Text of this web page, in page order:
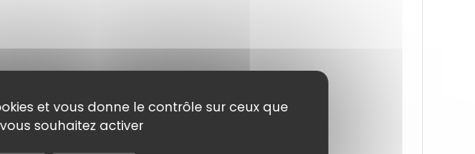
et vous donne le contrôle sur ceux que
vous souhaitez activer